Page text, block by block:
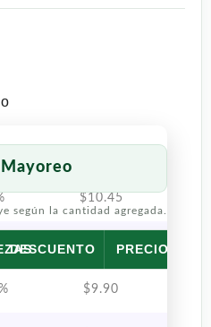
según la cantidad agregada.
DESCUENTO PRECIO POR
$10.45
$10.18
$9.90